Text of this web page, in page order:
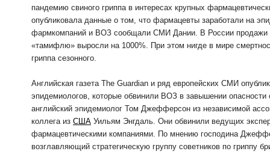
пандемию свиного гриппа в интересах крупных
опубликовала данные о том, что фармацевты заработали на
фармкомпаний и ВОЗ сообщали СМИ Дании. В России продажи
«тамифлю» выросли на 1000%. При этом нигде в мире
гриппа сезонного.
Английская газета The Guardian и ряд европейских СМИ
эпидемиологов, которые обвинили ВОЗ в завышении
английский эпидемиолог Том Джефферсон из независимой
коллега из США Уильям Энгдаль. Они обвинили ведущих
фармацевтическими компаниями. По мнению господина
возглавляющий стратегическую группу советников по гриппу